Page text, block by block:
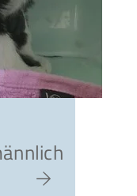
zum Artikel